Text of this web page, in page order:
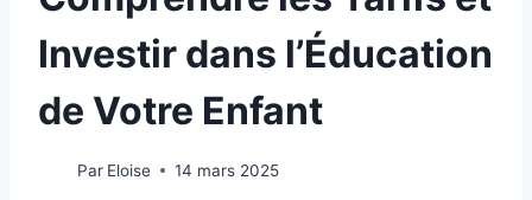
Investir dans l’Éducation
de Votre Enfant
Par Eloise 14 mars 2025